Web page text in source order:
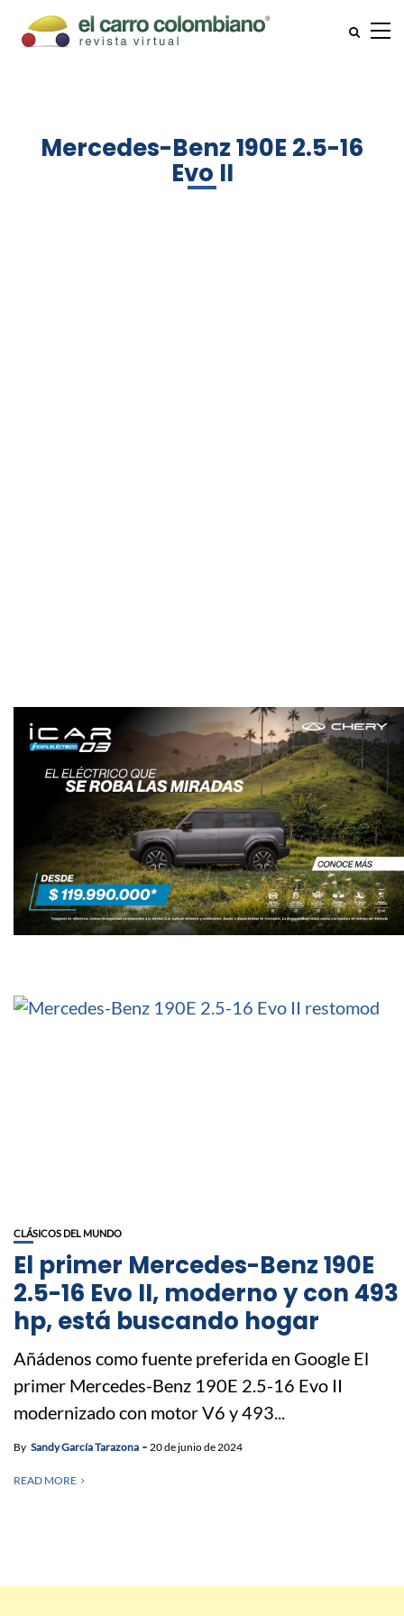
Mercedes-Benz 190E 2.5-16
Evo II
CLÁSICOS DEL MUNDO
El primer Mercedes-Benz 190E
2.5-16 Evo II, moderno y con 493
hp, está buscando hogar
Añádenos como fuente preferida en Google El
primer Mercedes-Benz 190E 2.5-16 Evo II
modernizado con motor V6 y 493...
By Sandy García Tarazona 20 de junio de 2024
READ MORE